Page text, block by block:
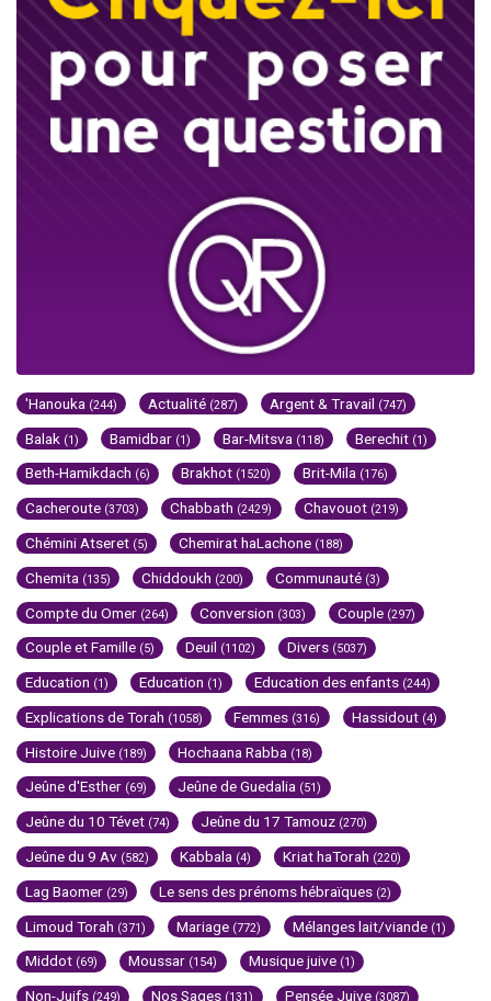
'Hanouka (244) Actualité (287) Argent & Travail (747)
Balak (1) Bamidbar (1) Bar-Mitsva (118) Berechit (1)
Beth-Hamikdach (6) Brakhot (1520) Brit-Mila (176)
Cacheroute (3703) Chabbath (2429) Chavouot (219)
Chémini Atseret (5) Chemirat haLachone (188)
Chemita (135) Chiddoukh (200) Communauté (3)
Compte du Omer (264) Conversion (303) Couple (297)
Couple et Famille (5) Deuil (1102) Divers (5037)
Education (1) Education (1) Education des enfants (244)
Explications de Torah (1058) Femmes (316) Hassidout (4)
Histoire Juive (189) Hochaana Rabba (18)
Jeûne d'Esther (69) Jeûne de Guedalia (51)
Jeûne du 10 Tévet (74) Jeûne du 17 Tamouz (270)
Jeûne du 9 Av (582) Kabbala (4) Kriat haTorah (220)
Lag Baomer (29) Le sens des prénoms hébraïques (2)
Limoud Torah (371) Mariage (772) Mélanges lait/viande (1)
Middot (69) Moussar (154) Musique juive (1)
Non-Juifs (249) Nos Sages (131) Pensée Juive (3087)